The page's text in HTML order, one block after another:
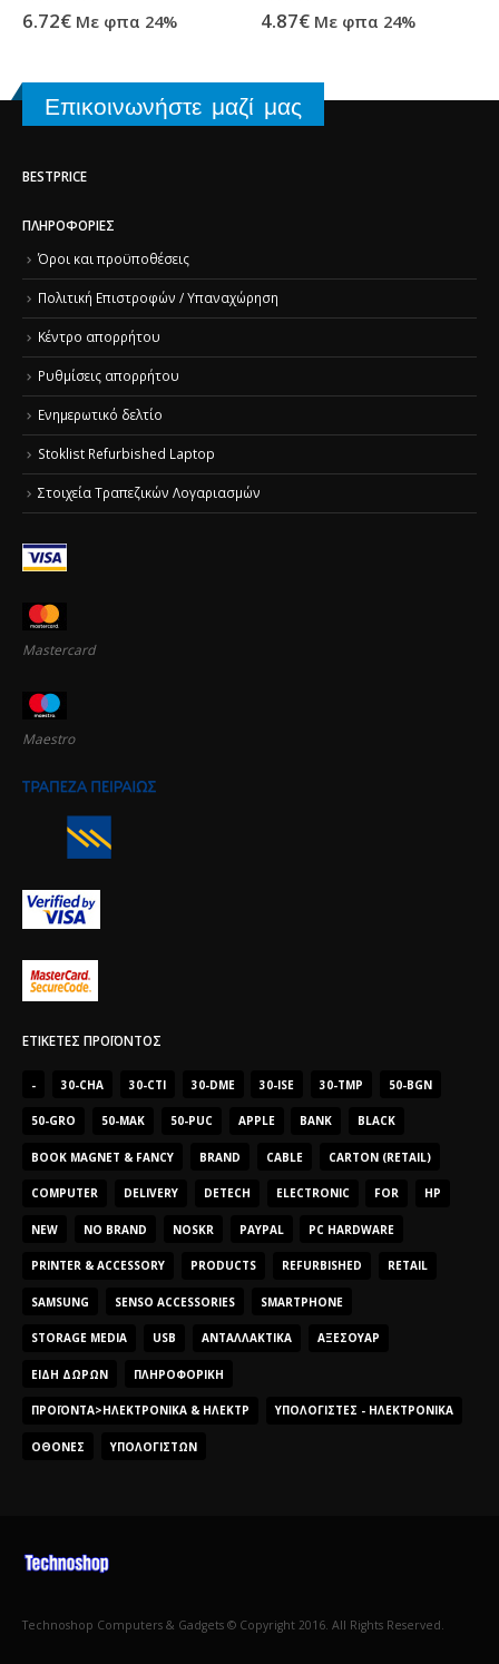
0out of 5
6.72€ Με φπα 24% 0out of 5
4.87€ Με φπα 24%
Επικοινωνήστε μαζί μας
BESTPRICE
ΠΛΗΡΟΦΟΡΊΕΣ
Όροι και προϋποθέσεις
Πολιτική Επιστροφών / Υπαναχώρηση
Κέντρο απορρήτου
Ρυθμίσεις απορρήτου
Ενημερωτικό δελτίο
Stoklist Refurbished Laptop
Στοιχεία Τραπεζικών Λογαριασμών
Mastercard
Maestro
ΕΤΙΚΈΤΕΣ ΠΡΟΪΌΝΤΟΣ
- 30-CHA 30-CTI 30-DME 30-ISE 30-TMP 50-BGN
50-GRO 50-MAK 50-PUC APPLE BANK BLACK
BOOK MAGNET & FANCY BRAND CABLE CARTON (RETAIL)
COMPUTER DELIVERY DETECH ELECTRONIC FOR HP
NEW NO BRAND NOSKR PAYPAL PC HARDWARE
PRINTER & ACCESSORY PRODUCTS REFURBISHED RETAIL
SAMSUNG SENSO ACCESSORIES SMARTPHONE
STORAGE MEDIA USB ΑΝΤΑΛΛΑΚΤΙΚΆ ΑΞΕΣΟΥΆΡ
ΕΊΔΗ ΔΏΡΩΝ ΠΛΗΡΟΦΟΡΙΚΉ
ΠΡΟΪΌΝΤΑ>ΗΛΕΚΤΡΟΝΙΚΆ & ΗΛΕΚΤΡ ΥΠΟΛΟΓΙΣΤΈΣ - ΗΛΕΚΤΡΟΝΙΚΆ
ΟΘΌΝΕΣ ΥΠΟΛΟΓΙΣΤΏΝ
Technoshop Computers & Gadgets © Copyright 2016. All Rights Reserved.